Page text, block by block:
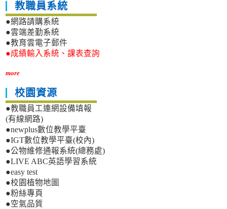
教職員系統
●網路請購系統
●雲端差勤系統
●教育雲電子郵件
●成績輸入系統、課表查詢
more
校園資源
●教職員工連網設備填報
(有線網路)
●newplus數位教學平臺
●IGT數位教學平臺(校內)
●公物維修通報系統(總務處)
●LIVE ABC英語學習系統
●easy test
●校園植物地圖
●粉絲專頁
●空氣品質